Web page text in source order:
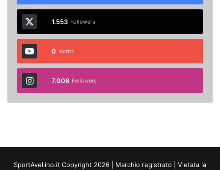
1.553 Followers
0 Iscritti
7.008 Followers
SportAvellino.it Copyright 2026 | Marchio registrato | Vietata la